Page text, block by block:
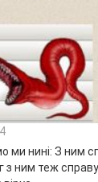
ми нині: З ним
з ним теж